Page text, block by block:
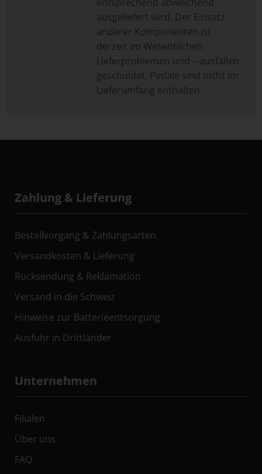
ausgeliefert wird. Der Einsatz
anderer Komponenten ist
derzeit im Wesentlichen
Lieferproblemen und – ausfällen
geschuldet. Pedale sind nicht im
Lieferumfang enthalten.
Zahlung & Lieferung
Bestellvorgang & Zahlungsarten
Versandkosten & Lieferung
Rücksendung & Reklamation
Versand in die Schweiz
Hinweise zur Batterieentsorgung
Ausfuhr in Drittländer
Unternehmen
Filialen
Über uns
FAQ